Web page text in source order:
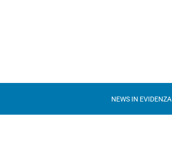
NEWS IN EVIDENZA